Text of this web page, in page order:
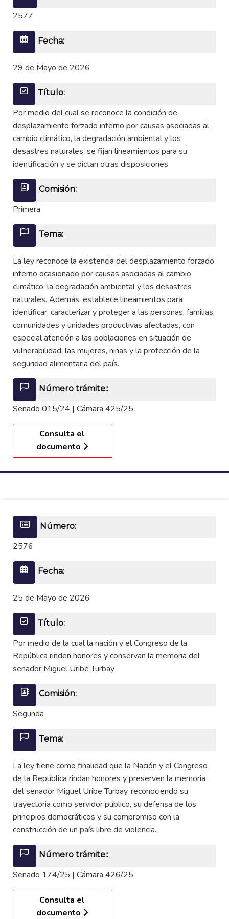
2577
Fecha:
29 de Mayo de 2026
Título:
Por medio del cual se reconoce la condición de
desplazamiento forzado interno por causas asociadas al
cambio climático, la degradación ambiental y los
desastres naturales, se fijan lineamientos para su
identificación y se dictan otras disposiciones
Comisión:
Primera
Tema:
La ley reconoce la existencia del desplazamiento forzado
interno ocasionado por causas asociadas al cambio
climático, la degradación ambiental y los desastres
naturales. Además, establece lineamientos para
identificar, caracterizar y proteger a las personas, familias,
comunidades y unidades productivas afectadas, con
especial atención a las poblaciones en situación de
vulnerabilidad, las mujeres, niñas y la protección de la
seguridad alimentaria del país.
Número trámite::
Senado 015/24 | Cámara 425/25
Consulta el
documento
Número:
2576
Fecha:
25 de Mayo de 2026
Título:
Por medio de la cual la nación y el Congreso de la
República rinden honores y conservan la memoria del
senador Miguel Uribe Turbay
Comisión:
Segunda
Tema:
La ley tiene como finalidad que la Nación y el Congreso
de la República rindan honores y preserven la memoria
del senador Miguel Uribe Turbay, reconociendo su
trayectoria como servidor público, su defensa de los
principios democráticos y su compromiso con la
construcción de un país libre de violencia.
Número trámite::
Senado 174/25 | Cámara 426/25
Consulta el
documento